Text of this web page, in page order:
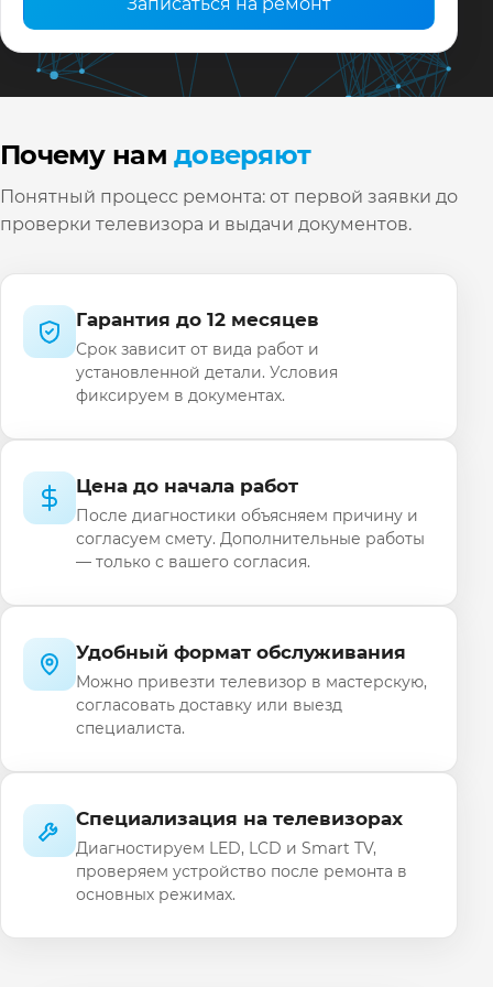
Почему намдоверяют
Понятный процесс ремонта: от первой заявки до
проверки телевизора и выдачи документов.
Гарантия до 12 месяцев
Срок зависит от вида работ и
установленной детали. Условия
фиксируем в документах.
Цена до начала работ
После диагностики объясняем причину и
согласуем смету. Дополнительные работы
— только с вашего согласия.
Удобный формат обслуживания
Можно привезти телевизор в мастерскую,
согласовать доставку или выезд
специалиста.
Специализация на телевизорах
Диагностируем LED, LCD и Smart TV,
проверяем устройство после ремонта в
основных режимах.